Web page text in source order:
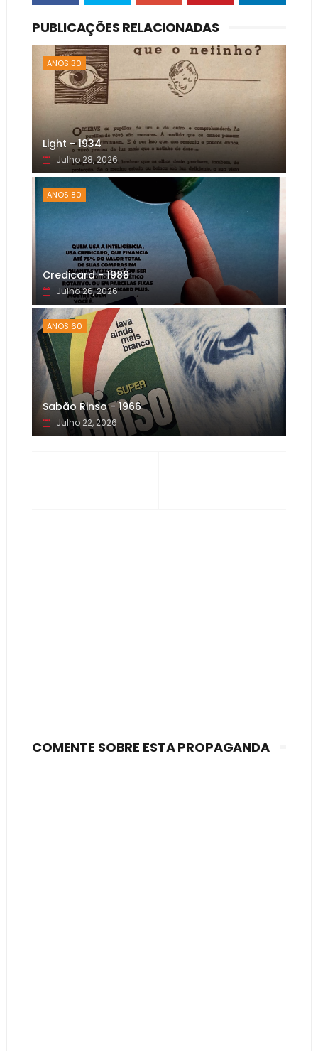
PUBLICAÇÕES RELACIONADAS
ANOS 30
Light - 1934
Julho 28, 2026
ANOS 80
Credicard - 1988
Julho 26, 2026
ANOS 60
Sabão Rinso - 1966
Julho 22, 2026
COMENTE SOBRE ESTA PROPAGANDA